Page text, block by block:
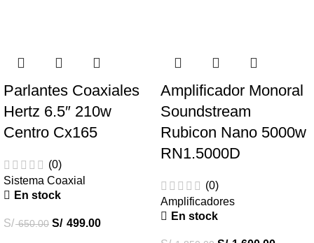
Parlantes Coaxiales
Hertz 6.5″ 210w
Centro Cx165
(0)
Sistema Coaxial
En stock
S/650.00 S/ 499.00
Amplificador Monoral
Soundstream
Rubicon Nano 5000w
RN1.5000D
(0)
Amplificadores
En stock